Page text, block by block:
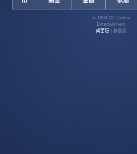
© 1999 CC Online
Entertainment
桌面版 | 移動版